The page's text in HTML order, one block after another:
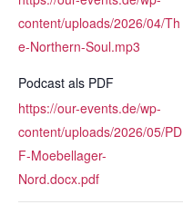
content/uploads/2026/04/Th
e-Northern-Soul.mp3
Podcast als PDF
https://our-events.de/wp-
content/uploads/2026/05/PD
F-Moebellager-
Nord.docx.pdf